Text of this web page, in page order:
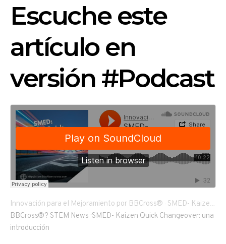
Escuche este
artículo en
versión #Podcast
Innovación para el Mejoramiento por BBCross® · SMED- Kaizen Quick Changeover: una introducción
BBCross®? STEM News ·SMED- Kaizen Quick Changeover: una
introducción